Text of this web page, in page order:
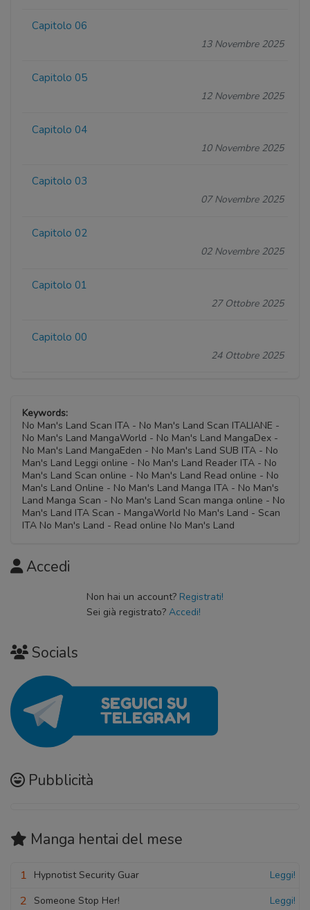
Capitolo 06
13 Novembre 2025
Capitolo 05
12 Novembre 2025
Capitolo 04
10 Novembre 2025
Capitolo 03
07 Novembre 2025
Capitolo 02
02 Novembre 2025
Capitolo 01
27 Ottobre 2025
Capitolo 00
24 Ottobre 2025
Keywords:
No Man's Land Scan ITA - No Man's Land Scan ITALIANE -
No Man's Land MangaWorld - No Man's Land MangaDex -
No Man's Land MangaEden - No Man's Land SUB ITA - No
Man's Land Leggi online - No Man's Land Reader ITA - No
Man's Land Scan online - No Man's Land Read online - No
Man's Land Online - No Man's Land Manga ITA - No Man's
Land Manga Scan - No Man's Land Scan manga online - No
Man's Land ITA Scan - MangaWorld No Man's Land - Scan
ITA No Man's Land - Read online No Man's Land
Accedi
Non hai un account? Registrati!
Sei già registrato? Accedi!
Socials
Pubblicità
Manga hentai del mese
1 Hypnotist Security Guar Leggi!
2 Someone Stop Her! Leggi!